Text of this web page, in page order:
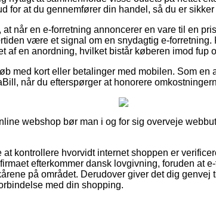
for at du gennemfører din handel, så du er
når en e-forretning annoncerer en vare til en
være et signal om en snydagtig e-
af en anordning, hvilket bistår køberen imod fup
med kort eller betalinger med mobilen. Som
når du efterspørger at honorere
webshop bør man i og for sig overveje
kontrollere hvorvidt internet shoppen er
efterkommer dansk lovgivning, foruden at
på området. Derudover giver det dig genvej
med din shopping.